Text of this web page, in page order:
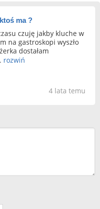
ma ?
czuję jakby kluche w
na gastroskopi wyszło
dostałam
rozwiń
4 lata temu